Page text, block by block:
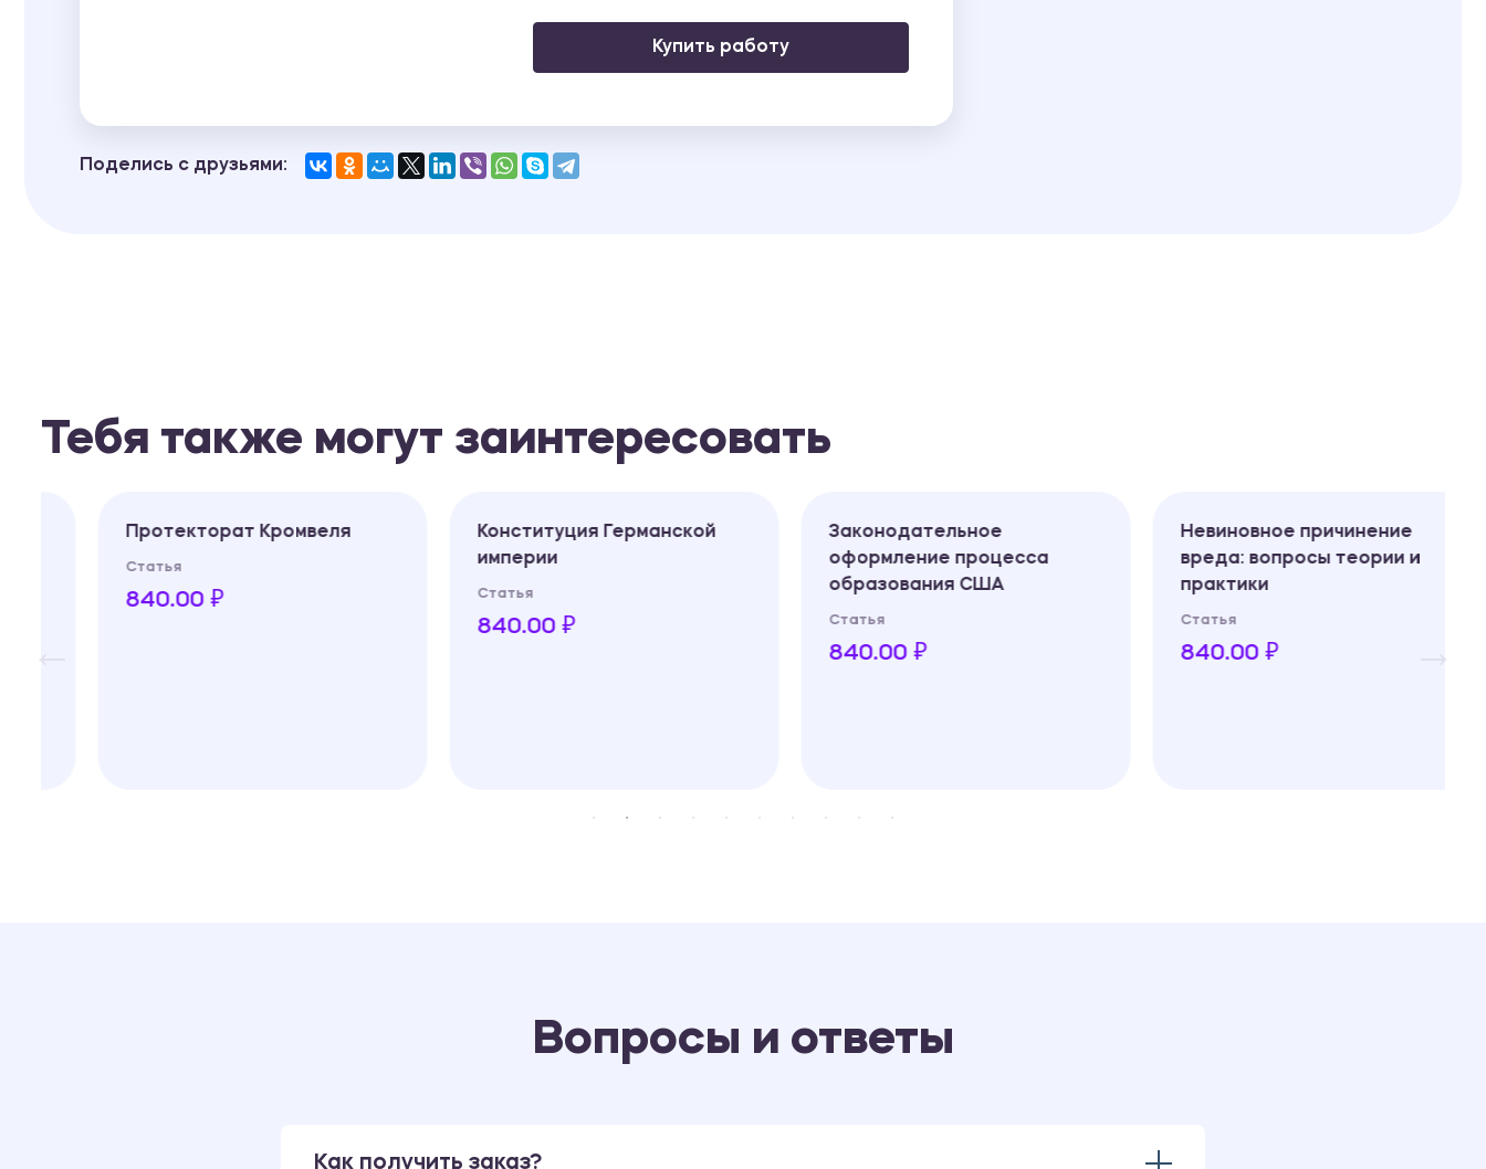
Купить работу
Поделись с друзьями:
Тебя также могут заинтересовать
Протекторат Кромвеля
Статья
840.00 ₽
Конституция Германской
империи
Статья
840.00 ₽
Законодательное
оформление процесса
образования США
Статья
840.00 ₽
Невиновное причинение
вреда: вопросы теории и
практики
Статья
840.00 ₽
Вопросы и ответы
Как получить заказ?